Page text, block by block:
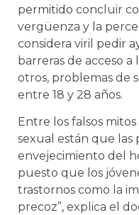
permitido concluir
vergüenza y la
considera viril pedir
barreras de acceso
otros, problemas de
entre 18 y 28 años.
Entre los falsos
sexual están que las
envejecimiento del
puesto que los
trastornos como la
precoz”, explica el